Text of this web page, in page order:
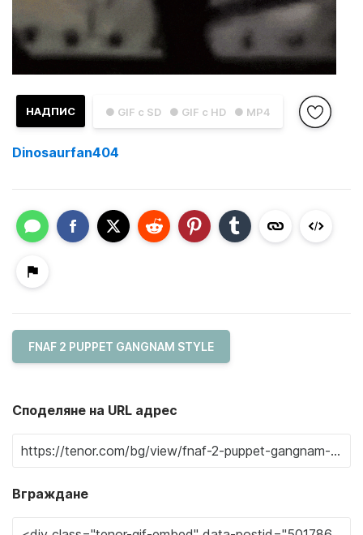
● GIF с SD ● GIF с HD ● MP4
НАДПИС
Dinosaurfan404
FNAF 2 PUPPET GANGNAM STYLE
Споделяне на URL адрес
Вграждане